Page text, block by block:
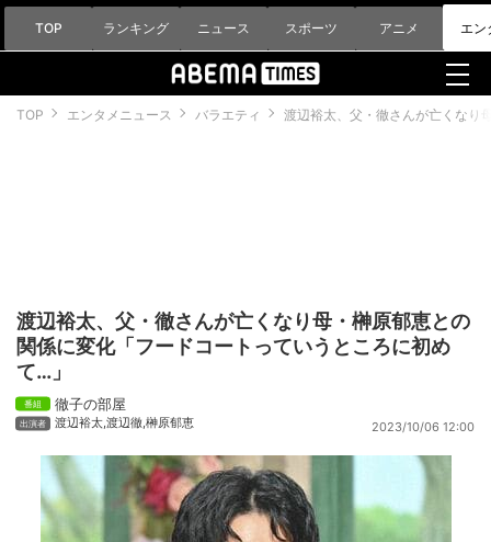
TOP ランキング ニュース スポーツ アニメ エン
TOP エンタメニュース バラエティ 渡辺裕太、父・徹さんが亡くなり
渡辺裕太、父・徹さんが亡くなり母・榊原郁恵との
関係に変化「フードコートっていうところに初め
て…」
徹子の部屋
渡辺裕太,渡辺徹,榊原郁恵 2023/10/06 12:00